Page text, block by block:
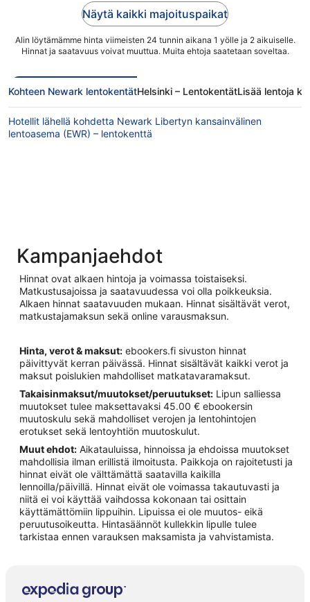
Näytä kaikki majoituspaikat
Alin löytämämme hinta viimeisten 24 tunnin aikana 1 yölle ja 2 aikuiselle.
Hinnat ja saatavuus voivat muuttua. Muita ehtoja saatetaan soveltaa.
Kohteen Newark lentokentätHelsinki – LentokentätLisää lentoja
Hotellit lähellä kohdetta Newark Libertyn kansainvälinen
lentoasema (EWR) – lentokenttä
Kampanjaehdot
Hinnat ovat alkaen hintoja ja voimassa toistaiseksi.
Matkustusajoissa ja saatavuudessa voi olla poikkeuksia.
Alkaen hinnat saatavuuden mukaan. Hinnat sisältävät verot,
matkustajamaksun sekä online varausmaksun.
Hinta, verot & maksut: ebookers.fi sivuston hinnat
päivittyvät kerran päivässä. Hinnat sisältävät kaikki verot ja
maksut poislukien mahdolliset matkatavaramaksut.
Takaisinmaksut/muutokset/peruutukset: Lipun salliessa
muutokset tulee maksettavaksi 45.00 € ebookersin
muutoskulu sekä mahdolliset verojen ja lentohintojen
erotukset sekä lentoyhtiön muutoskulut.
Muut ehdot: Aikatauluissa, hinnoissa ja ehdoissa muutokset
mahdollisia ilman erillistä ilmoitusta. Paikkoja on rajoitetusti ja
hinnat eivät ole välttämättä saatavilla kaikilla
lennoilla/päivillä. Hinnat eivät ole voimassa takautuvasti ja
niitä ei voi käyttää vaihdossa kokonaan tai osittain
käyttämättömiin lippuihin. Lipuissa ei ole muutos- eikä
peruutusoikeutta. Hintasäännöt kullekkin lipulle tulee
tarkistaa ennen varauksen maksamista ja vahvistamista.